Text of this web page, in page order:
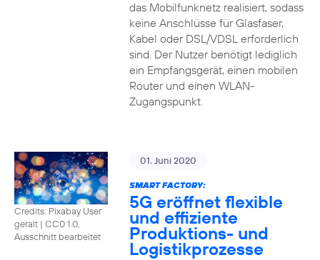
das Mobilfunknetz realisiert, sodass
keine Anschlüsse für Glasfaser,
Kabel oder DSL/VDSL erforderlich
sind. Der Nutzer benötigt lediglich
ein Empfangsgerät, einen mobilen
Router und einen WLAN-
Zugangspunkt.
Credits: Pixabay User
geralt | CC0 1.0,
Ausschnitt bearbeitet
01. Juni 2020
SMART FACTORY:
5G eröffnet flexible
und effiziente
Produktions- und
Logistikprozesse